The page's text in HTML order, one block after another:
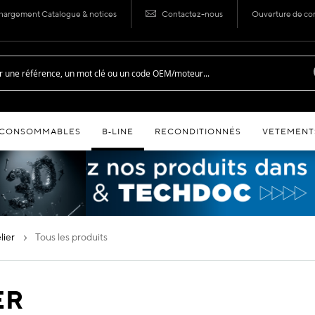
Catalogue & notices Contactez-nous Ouverture de
B‑LINE RECONDITIONNÉS
tous les produits